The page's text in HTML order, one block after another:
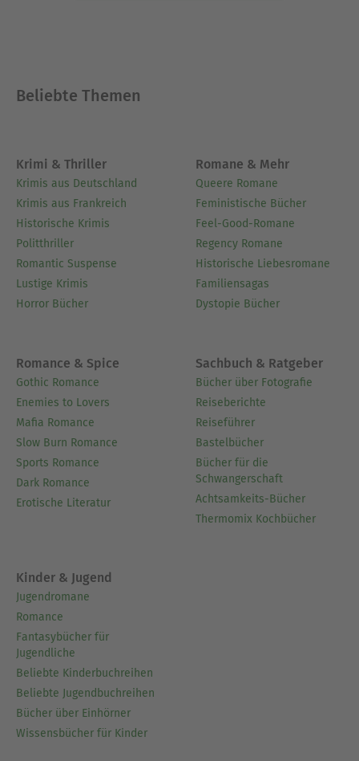
Beliebte Themen
Krimi & Thriller
Krimis aus Deutschland
Krimis aus Frankreich
Historische Krimis
Politthriller
Romantic Suspense
Lustige Krimis
Horror Bücher
Romane & Mehr
Queere Romane
Feministische Bücher
Feel-Good-Romane
Regency Romane
Historische Liebesromane
Familiensagas
Dystopie Bücher
Romance & Spice
Gothic Romance
Enemies to Lovers
Mafia Romance
Slow Burn Romance
Sports Romance
Dark Romance
Erotische Literatur
Sachbuch & Ratgeber
Bücher über Fotografie
Reiseberichte
Reiseführer
Bastelbücher
Bücher für die
Schwangerschaft
Achtsamkeits-Bücher
Thermomix Kochbücher
Kinder & Jugend
Jugendromane
Romance
Fantasybücher für
Jugendliche
Beliebte Kinderbuchreihen
Beliebte Jugendbuchreihen
Bücher über Einhörner
Wissensbücher für Kinder